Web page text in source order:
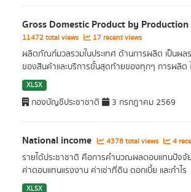
Gross Domestic Product by
11472 total views 17 recent views
ผลิตภัณฑ์มวลรวมในประเทศ ด้านการผลิต เป็นผล
ของสินค้าและบริการขั้นสุดท้ายของทุกๆ การผลิต
XLSX
กองบัญชีประชาชาติ 3 กรกฎาคม 2569
National income 4378 total views 4
รายได้ประชาชาติ คือการคำนวณผลตอบแทนปัจจั
ค่าตอบแทนแรงงาน ค่าเช่าที่ดิน ดอกเบี้ย และกำไร
XLSX